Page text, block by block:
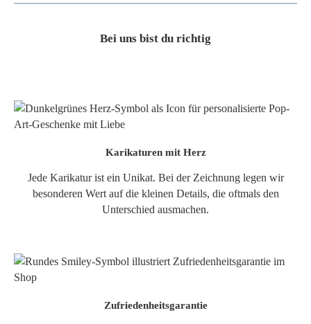
Bei uns bist du richtig
Karikaturen mit Herz
Jede Karikatur ist ein Unikat. Bei der Zeichnung legen wir
besonderen Wert auf die kleinen Details, die oftmals den
Unterschied ausmachen.
Zufriedenheitsgarantie